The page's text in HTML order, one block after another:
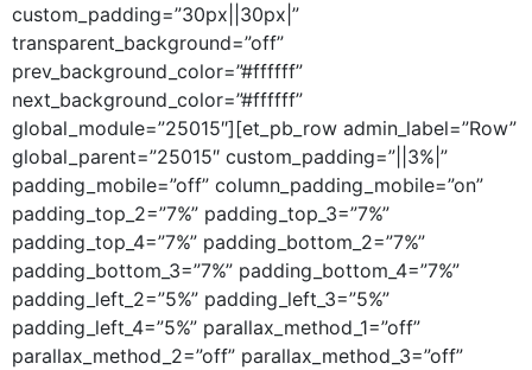
custom_padding=”30px||30px|”
transparent_background=”off”
prev_background_color=”#ffffff”
next_background_color=”#ffffff”
global_module=”25015″][et_pb_row admin_label=”Row”
global_parent=”25015″ custom_padding=”||3%|”
padding_mobile=”off” column_padding_mobile=”on”
padding_top_2=”7%” padding_top_3=”7%”
padding_top_4=”7%” padding_bottom_2=”7%”
padding_bottom_3=”7%” padding_bottom_4=”7%”
padding_left_2=”5%” padding_left_3=”5%”
padding_left_4=”5%” parallax_method_1=”off”
parallax_method_2=”off” parallax_method_3=”off”